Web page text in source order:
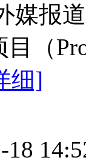
媒报
（
细]
18